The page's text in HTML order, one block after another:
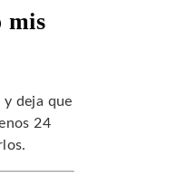
mis
deja que
24